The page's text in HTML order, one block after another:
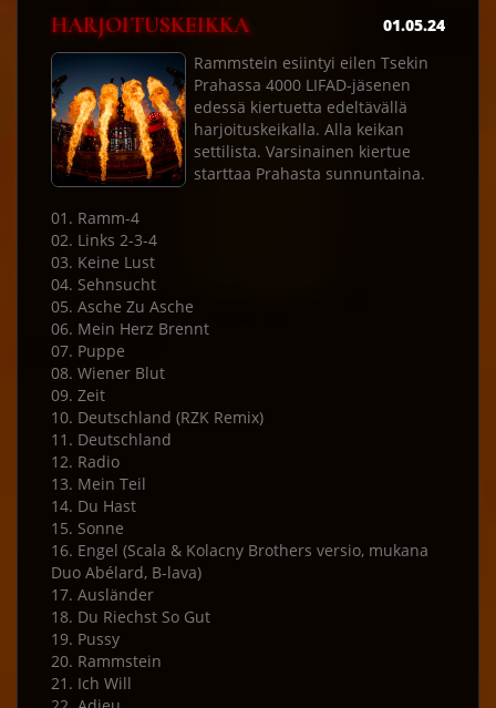
HARJOITUSKEIKKA
01.05.24
Rammstein esiintyi eilen Tsekin
Prahassa 4000 LIFAD-jäsenen
edessä kiertuetta edeltävällä
harjoituskeikalla. Alla keikan
settilista. Varsinainen kiertue
starttaa Prahasta sunnuntaina.
01. Ramm-4
02. Links 2-3-4
03. Keine Lust
04. Sehnsucht
05. Asche Zu Asche
06. Mein Herz Brennt
07. Puppe
08. Wiener Blut
09. Zeit
10. Deutschland (RZK Remix)
11. Deutschland
12. Radio
13. Mein Teil
14. Du Hast
15. Sonne
16. Engel (Scala & Kolacny Brothers versio, mukana
Duo Abélard, B-lava)
17. Ausländer
18. Du Riechst So Gut
19. Pussy
20. Rammstein
21. Ich Will